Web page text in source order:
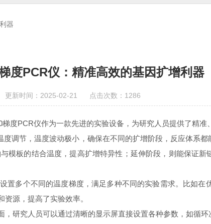
器
度PCR仪：精准高效的基因扩增利器
更新时间：2025-02-21 点击次数：1286
PCR仪作为一款先进的实验设备，为研究人员提供了精准
调节，温度波动极小，确保在不同的扩增阶段，反应体系
模板的结合温度，提高扩增特异性；延伸阶段，则能保证新
多个不同的温度梯度，满足多种不同的实验需求。比如在
源，提高了实验效率。
究人员可以通过清晰的显示屏直接设置各种参数，如循环